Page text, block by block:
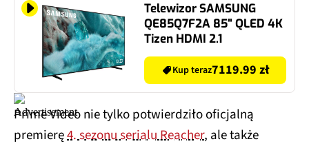
Bezprzewodowy
Subwoofer, HDMI ARC,
Dolby Digital 5.1, DTS
Virtual:X, BT
Telewizor SAMSUNG
QE85Q7F2A 85" QLED 4K
Tizen HDMI 2.1
Kup teraz7119.99 zł
Prime Video nie tylko potwierdziło oficjalną
premierę4. sezonu serialu Reacher, ale także